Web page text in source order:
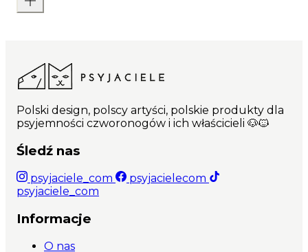
Polski design, polscy artyści, polskie produkty dla
psyjemności czworonogów i ich właścicieli 🐶🐱
Śledź nas
psyjaciele_com
psyjacielecom
psyjaciele_com
Informacje
O nas